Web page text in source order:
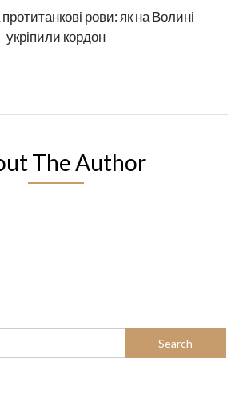
рови: як на Волині
укріпили кордон
The Author